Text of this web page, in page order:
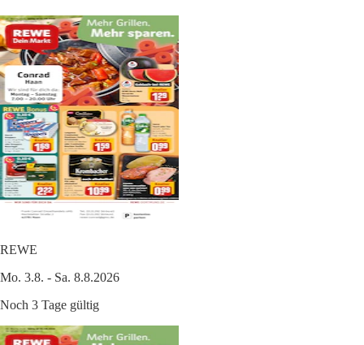
REWE
Mo. 3.8. - Sa. 8.8.2026
Noch 3 Tage gültig